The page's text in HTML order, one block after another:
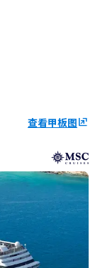
查看甲板图ungroup